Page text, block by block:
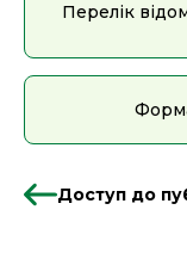
Перелік
Доступ до